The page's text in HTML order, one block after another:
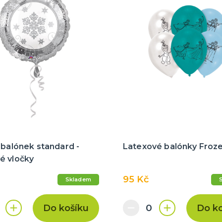
standard -
vločky
Skladem
Do košíku
Latexové balónky
95 Kč
Do